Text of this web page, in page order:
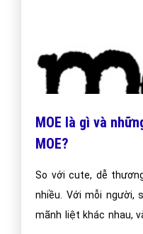
MOE là gì và
MOE?
So với cute, dễ
nhiều. Với mỗi người,
mãnh liệt khác nhau,